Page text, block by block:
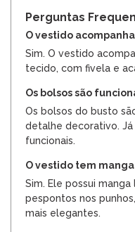
Perguntas
O vestido
Sim. O vestido
tecido, com fivela e
Os bolsos são
Os bolsos do busto
detalhe decorativo. Já
funcionais.
O vestido tem
Sim. Ele possui
pespontos nos
mais elegantes.